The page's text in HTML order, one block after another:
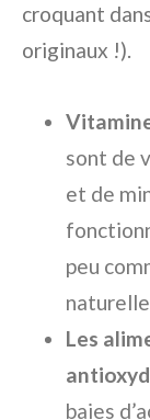
croquant
originaux !).
sont de
et de
peu
Les
baies